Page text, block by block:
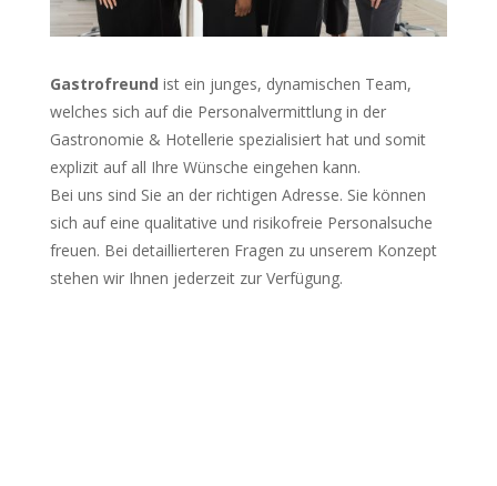
Gastrofreund ist ein junges, dynamischen Team,
welches sich auf die Personalvermittlung in der
Gastronomie & Hotellerie spezialisiert hat und somit
explizit auf all Ihre Wünsche eingehen kann.
Bei uns sind Sie an der richtigen Adresse. Sie können
sich auf eine qualitative und risikofreie Personalsuche
freuen. Bei detaillierteren Fragen zu unserem Konzept
stehen wir Ihnen jederzeit zur Verfügung.